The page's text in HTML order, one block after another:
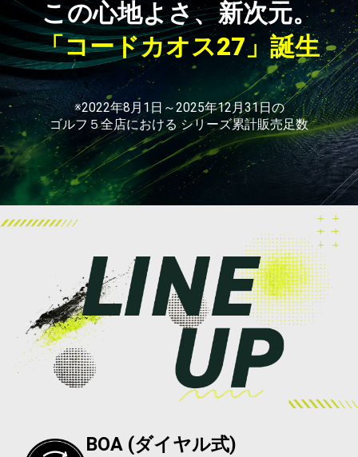
この心地よさ、新次元。
「コードカオス27」誕生
※2022年8月1日～2025年12月31日の
ゴルフ５全店における シリーズ累計販売足数
BOA (ダイヤル式)